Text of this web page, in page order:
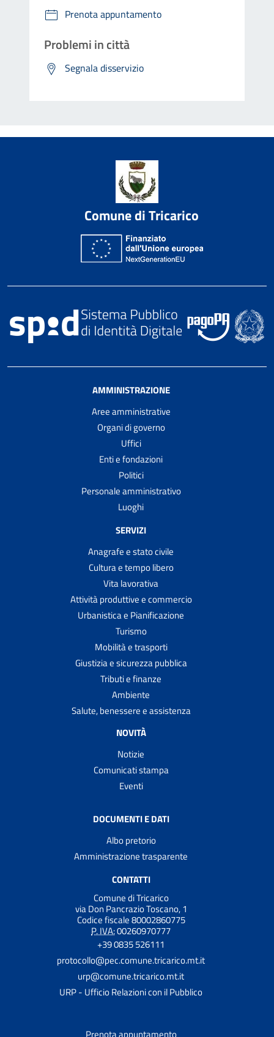
Prenota appuntamento
Problemi in città
Segnala disservizio
Comune di Tricarico
AMMINISTRAZIONE
Aree amministrative
Organi di governo
Uffici
Enti e fondazioni
Politici
Personale amministrativo
Luoghi
SERVIZI
Anagrafe e stato civile
Cultura e tempo libero
Vita lavorativa
Attività produttive e commercio
Urbanistica e Pianificazione
Turismo
Mobilità e trasporti
Giustizia e sicurezza pubblica
Tributi e finanze
Ambiente
Salute, benessere e assistenza
NOVITÀ
Notizie
Comunicati stampa
Eventi
DOCUMENTI E DATI
Albo pretorio
Amministrazione trasparente
CONTATTI
Comune di Tricarico
via Don Pancrazio Toscano, 1
Codice fiscale 80002860775
P. IVA:00260970777
+39 0835 526111
protocollo@pec.comune.tricarico.mt.it
urp@comune.tricarico.mt.it
URP - Ufficio Relazioni con il Pubblico